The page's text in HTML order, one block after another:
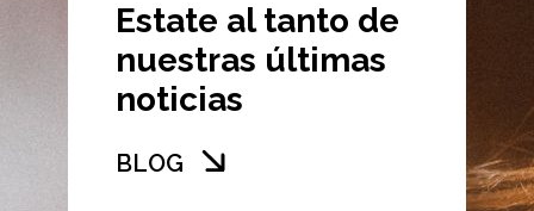
Estate al tanto de
nuestras últimas
noticias
BLOG